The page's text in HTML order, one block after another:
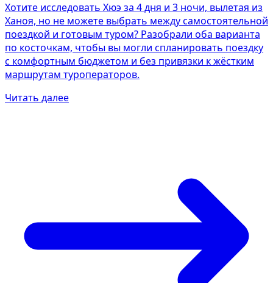
Хотите исследовать Хюэ за 4 дня и 3 ночи, вылетая из
Ханоя, но не можете выбрать между самостоятельной
поездкой и готовым туром? Разобрали оба варианта
по косточкам, чтобы вы могли спланировать поездку
с комфортным бюджетом и без привязки к жёстким
маршрутам туроператоров.
Читать далее